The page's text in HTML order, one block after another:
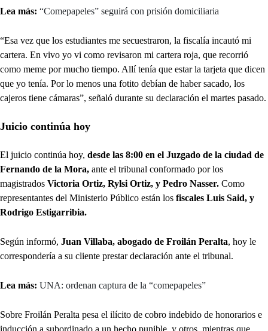
Lea más: “Comepapeles” seguirá con prisión domiciliaria
“Esa vez que los estudiantes me secuestraron, la fiscalía incautó mi
cartera. En vivo yo vi como revisaron mi cartera roja, que recorrió
como meme por mucho tiempo. Allí tenía que estar la tarjeta que dicen
que yo tenía. Por lo menos una fotito debían de haber sacado, los
cajeros tiene cámaras”, señaló durante su declaración el martes pasado.
Juicio continúa hoy
El juicio continúa hoy, desde las 8:00 en el Juzgado de la ciudad de
Fernando de la Mora, ante el tribunal conformado por los
magistrados Victoria Ortiz, Rylsi Ortiz, y Pedro Nasser. Como
representantes del Ministerio Público están los fiscales Luis Said, y
Rodrigo Estigarribia.
Según informó, Juan Villaba, abogado de Froilán Peralta, hoy le
correspondería a su cliente prestar declaración ante el tribunal.
Lea más: UNA: ordenan captura de la “comepapeles”
Sobre Froilán Peralta pesa el ilícito de cobro indebido de honorarios e
inducción a subordinado a un hecho punible, y otros, mientras que